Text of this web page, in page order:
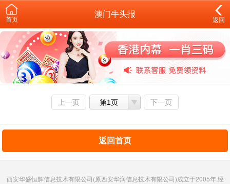
首页
澳门牛头报
返回
上一页 第1页 下一页
返回首页
西安华盛恒辉信息技术有限公司(原西安华润信息技术有限公司)成立于2005年,经